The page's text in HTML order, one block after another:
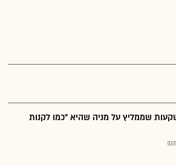
שממליץ על מניה שהיא "כמו לקנות